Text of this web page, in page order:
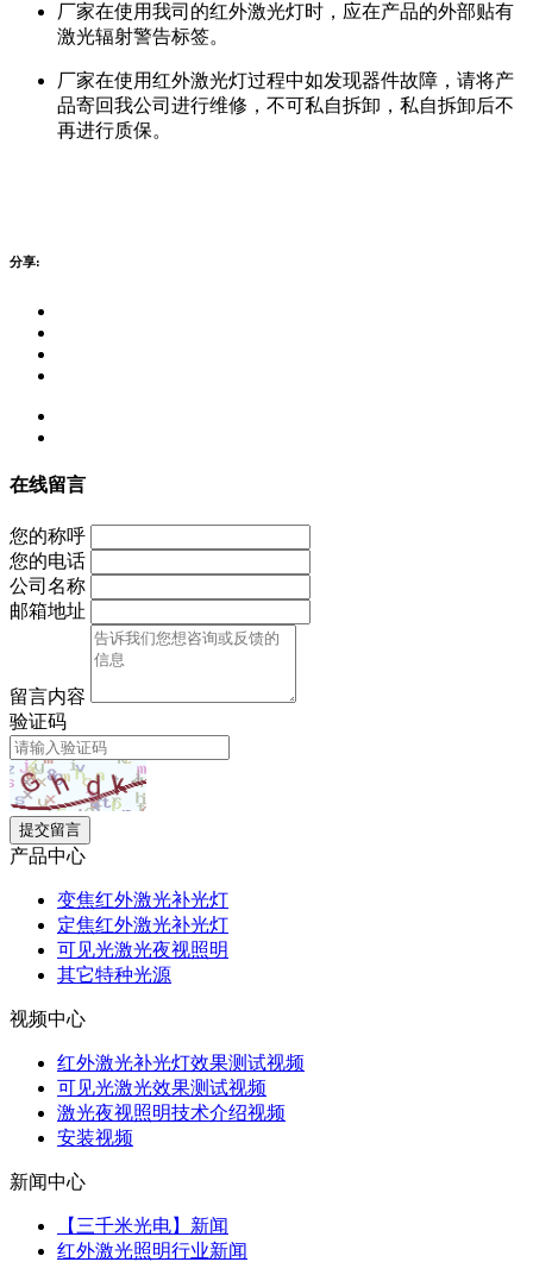
厂家在使用我司的红外激光灯时，应在产品的外部贴有
激光辐射警告标签。
厂家在使用红外激光灯过程中如发现器件故障，请将产
品寄回我公司进行维修，不可私自拆卸，私自拆卸后不
再进行质保。
分享:
在线留言
您的称呼
您的电话
公司名称
邮箱地址
留言内容
验证码
提交留言
产品中心
变焦红外激光补光灯
定焦红外激光补光灯
可见光激光夜视照明
其它特种光源
视频中心
红外激光补光灯效果测试视频
可见光激光效果测试视频
激光夜视照明技术介绍视频
安装视频
新闻中心
【三千米光电】新闻
红外激光照明行业新闻